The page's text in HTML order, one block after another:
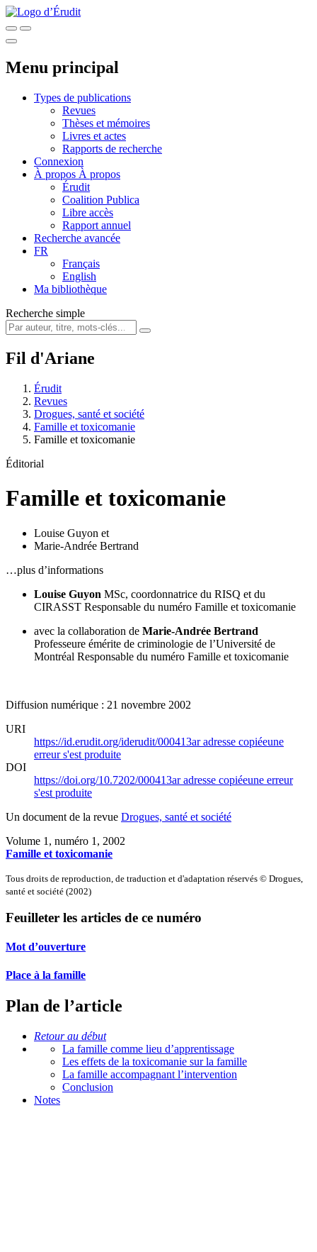
Menu principal
Types de publications
Revues
Thèses et mémoires
Livres et actes
Rapports de recherche
Connexion
À propos À propos
Érudit
Coalition Publica
Libre accès
Rapport annuel
Recherche avancée
FR
Français
English
Ma bibliothèque
Recherche simple
Fil d'Ariane
Érudit
Revues
Drogues, santé et société
Famille et toxicomanie
Famille et toxicomanie
Éditorial
Famille et toxicomanie
Louise Guyon et
Marie-Andrée Bertrand
…plus d’informations
Louise Guyon MSc, coordonnatrice du RISQ et du
CIRASST Responsable du numéro Famille et toxicomanie
avec la collaboration de Marie-Andrée Bertrand
Professeure émérite de criminologie de l’Université de
Montréal Responsable du numéro Famille et toxicomanie
Diffusion numérique : 21 novembre 2002
URI
https://id.erudit.org/iderudit/000413aradresse copiéeune
erreur s'est produite
DOI
https://doi.org/10.7202/000413aradresse copiéeune erreur
s'est produite
Un document de la revue Drogues, santé et société
Volume 1, numéro 1, 2002
Famille et toxicomanie
Tous droits de reproduction, de traduction et d'adaptation réservés © Drogues,
santé et société (2002)
Feuilleter les articles de ce numéro
Mot d’ouverture
Place à la famille
Plan de l’article
Retour au début
La famille comme lieu d’apprentissage
Les effets de la toxicomanie sur la famille
La famille accompagnant l’intervention
Conclusion
Notes